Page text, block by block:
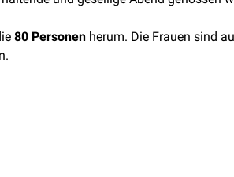
80 Personen herum. Die Frauen sind